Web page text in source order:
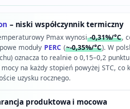
– niski współczynnik termiczny
Pmax wynosi-0,31%/°C,
moduły PERC (~-0,35%/°C). W
oznacza to realnie o 0,15–0,2
na każdy stopień powyżej STC, co
uzysku rocznego.
produktowa i mocowa